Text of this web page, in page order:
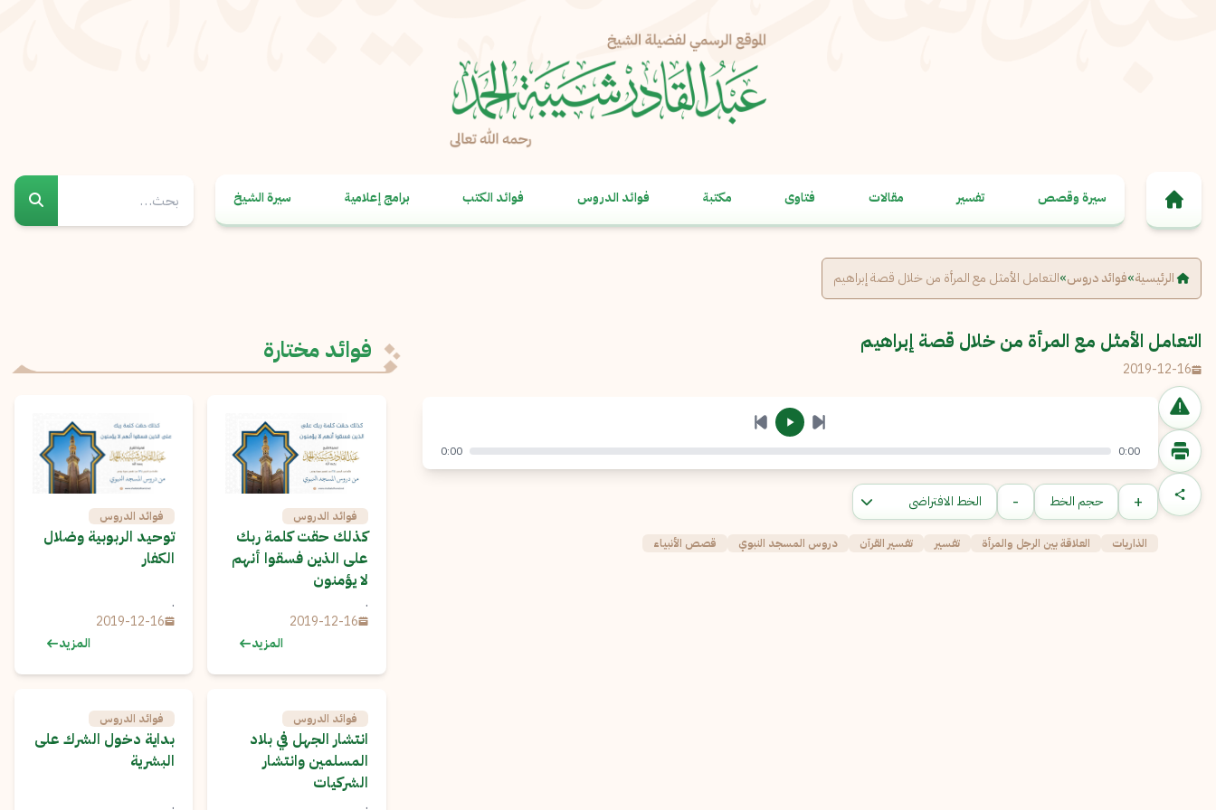
سيرة وقصص تفسير مقالات فتاوى مكتبة فوائد الدروس فوائد الكتب برامج إعلامية سيرة الشيخ
الرئيسية»فوائد دروس»التعامل الأمثل مع المرأة من خلال قصة إبراهيم
التعامل الأمثل مع المرأة من خلال قصة إبراهيم
2019-12-16
الإبلاغ عن مشكلة
البريد الإلكتروني*
إرسال
نسخ
0:00
0:00
+ حجم الخط -
الذاريات العلاقة بين الرجل والمرأة تفسير تفسير القرآن دروس المسجد النبوي قصص الأنبياء
فوائد مختارة
فوائد الدروس
كذلك حقت كلمة ربك
على الذين فسقوا أنهم
لا يؤمنون
.
2019-12-16
المزيد
فوائد الدروس
توحيد الربوبية وضلال
الكفار
.
2019-12-16
المزيد
فوائد الدروس
انتشار الجهل في بلاد
المسلمين وانتشار
الشركيات
.
فوائد الدروس
بداية دخول الشرك على
البشرية
.